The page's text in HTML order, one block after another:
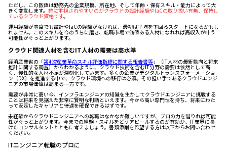
ただし、この数値は勤務先の企業規模、所在地、そして年齢・保有スキル・能力によって大
きく変動します。 特に重視されやすいのがクラウドの設計経験やIaCの取り扱い有無、保持し
ているクラウド資格です。
運用経験が豊富でも設計やIaCの経験がなければ、最初は平均を下回るスタートになるかもし
れません。このスキルを今のうちに磨き、転職市場で価値ある人材になれれば高収入が叶う
可能性がぐっと上がります。
クラウド関連人材を含むIT人材の需要は高水準
経済産業省の「第4次産業革命スキル評価指標に関する報告書等 」（IT人材の最新動向と将来
推計に関する調査）からわかるように、クラウド技術を含むIT分野の需要は依然として高
く、慢性的な人材不足が深刻化しています。多くの企業がデジタルトランスフォーメーショ
ン（DX）を推進する中で、クラウド環境への移行は必須。その担い手であるクラウドエンジ
ニアの市場価値は高まる一方です。
需要が非常に高い今、インフラエンジニアの知識を生かしてクラウドエンジニアに挑戦する
ことは将来を見据えた非常に賢明な判断といえます。今から高い専門性を持ち、将来にわた
って安定したキャリアと待遇を確保できるはずです。
未経験からクラウドエンジニアへの転職はなかなか難しいですが、プロの力を借りれば可能
性がぐっと上がります。今までの経験・スキルをどうアピールするのが有効か、IT業界に長
けたコンサルタントとともに考えましょう。書類添削を希望する方は以下からお問い合わせ
ください。
ITエンジニア転職のプロに